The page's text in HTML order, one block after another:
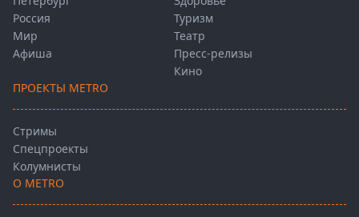
Россия
Мир
Афиша
Туризм
Театр
Пресс-релизы
Кино
ПРОЕКТЫ METRO
Стримы
Спецпроекты
Колумнисты
О METRO